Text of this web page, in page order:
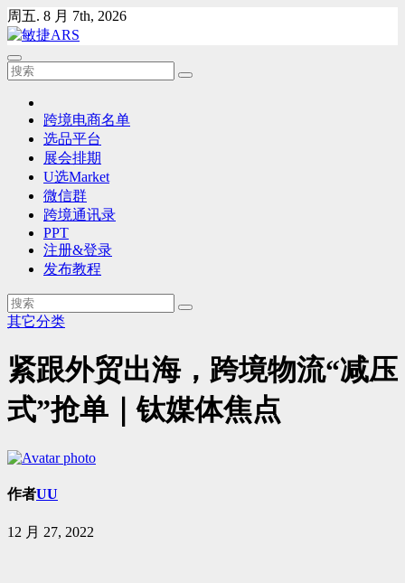
Skip
to
content
周五. 8 月 7th, 2026
跨境电商名单
选品平台
展会排期
U选Market
微信群
跨境通讯录
PPT
注册&登录
发布教程
其它分类
紧跟外贸出海，跨境物流“减压
式”抢单｜钛媒体焦点
作者UU
12 月 27, 2022